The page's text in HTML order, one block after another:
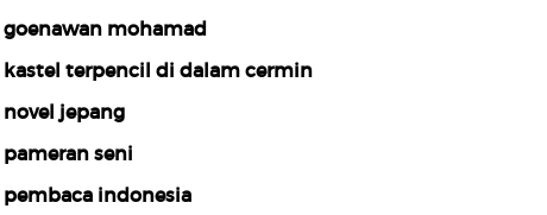
#goenawan mohamad
#kastel terpencil di dalam cermin
#novel jepang
#pameran seni
#pembaca indonesia